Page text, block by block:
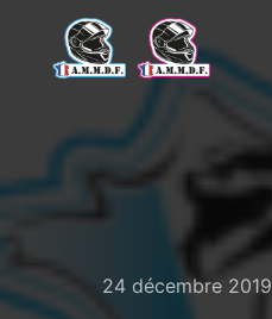
24 décembre 2019